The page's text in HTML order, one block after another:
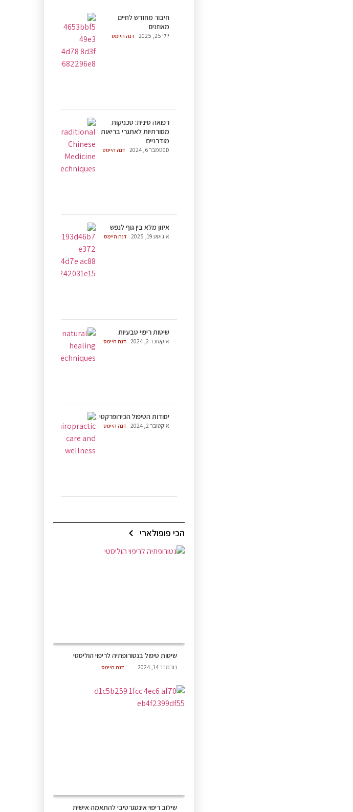
חיבור מחודש לחיים
מאוזנים
דנה היימס יולי 25, 2025
רפואה סינית: טכניקות
מסורתיות לאתגרי בריאות
מודרניים
דנה היימס ספטמבר 6, 2024
איזון מלא בין גוף לנפש
דנה היימס אוגוסט 19, 2025
שיטות ריפוי טבעיות
דנה היימס אוקטובר 2, 2024
יסודות הטיפול הכירופרקטי
דנה היימס אוקטובר 2, 2024
הכי פופולארי
שיטות טיפול בנטורופתיה לריפוי הוליסטי
דנה היימס נובמבר 14, 2024
שילוב ריפוי אינטגרטיבי להתאמה אישית